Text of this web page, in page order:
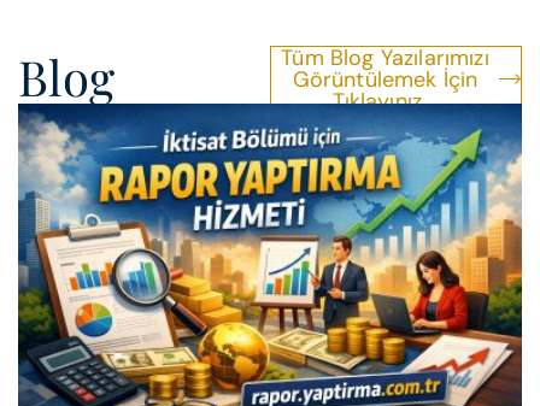
Blog
Blog Yazılarımız…
Tüm Blog Yazılarımızı
Görüntülemek İçin
Tıklayınız...